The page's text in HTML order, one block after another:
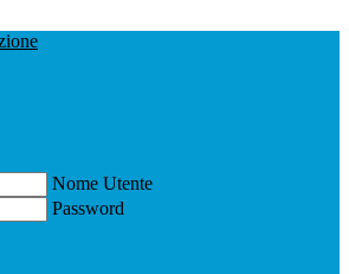
Nome Utente
Password